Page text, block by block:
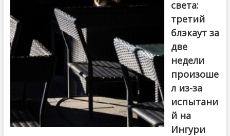
света:
третий
блэкаут за
две
недели
произоше
л из-за
испытани
й на
Ингури